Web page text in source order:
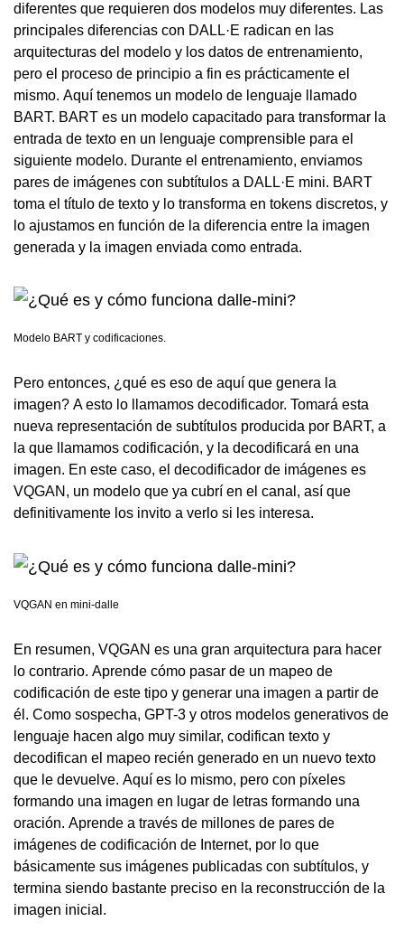
diferentes que requieren dos modelos muy diferentes. Las
principales diferencias con DALL·E radican en las
arquitecturas del modelo y los datos de entrenamiento,
pero el proceso de principio a fin es prácticamente el
mismo. Aquí tenemos un modelo de lenguaje llamado
BART. BART es un modelo capacitado para transformar la
entrada de texto en un lenguaje comprensible para el
siguiente modelo. Durante el entrenamiento, enviamos
pares de imágenes con subtítulos a DALL·E mini. BART
toma el título de texto y lo transforma en tokens discretos, y
lo ajustamos en función de la diferencia entre la imagen
generada y la imagen enviada como entrada.
Modelo BART y codificaciones.
Pero entonces, ¿qué es eso de aquí que genera la
imagen? A esto lo llamamos decodificador. Tomará esta
nueva representación de subtítulos producida por BART, a
la que llamamos codificación, y la decodificará en una
imagen. En este caso, el decodificador de imágenes es
VQGAN, un modelo que ya cubrí en el canal, así que
definitivamente los invito a verlo si les interesa.
VQGAN en mini-dalle
En resumen, VQGAN es una gran arquitectura para hacer
lo contrario. Aprende cómo pasar de un mapeo de
codificación de este tipo y generar una imagen a partir de
él. Como sospecha, GPT-3 y otros modelos generativos de
lenguaje hacen algo muy similar, codifican texto y
decodifican el mapeo recién generado en un nuevo texto
que le devuelve. Aquí es lo mismo, pero con píxeles
formando una imagen en lugar de letras formando una
oración. Aprende a través de millones de pares de
imágenes de codificación de Internet, por lo que
básicamente sus imágenes publicadas con subtítulos, y
termina siendo bastante preciso en la reconstrucción de la
imagen inicial.